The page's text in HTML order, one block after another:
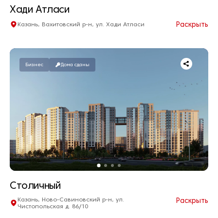
Хади Атласи
Казань, Вахитовский р-н, ул. Хади Атласи
Раскрыть
Дом сдан
Бизнес Дома сданы
Столичный
Казань, Ново-Савиновский р-н, ул.
Чистопольская д. 86/10
Раскрыть